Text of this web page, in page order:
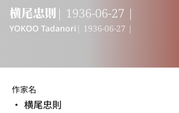
横尾忠則 | 1936-06-27 |
YOKOO Tadanori | 1936-06-27 |
作家名
横尾忠則